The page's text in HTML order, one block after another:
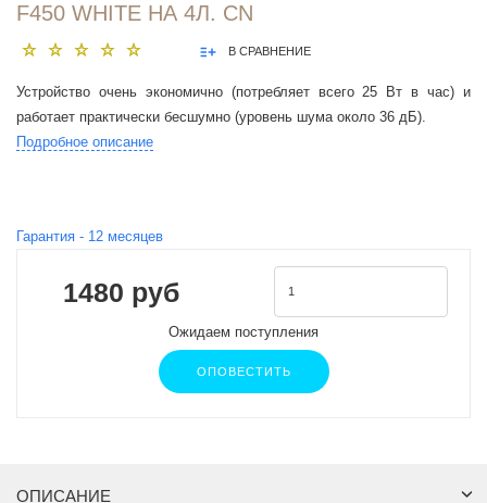
F450 WHITE НА 4Л. CN
В СРАВНЕНИЕ
Устройство очень экономично (потребляет всего 25 Вт в час) и
работает практически бесшумно (уровень шума около 36 дБ).
Подробное описание
Гарантия - 12 месяцев
1480 руб
Ожидаем поступления
ОПОВЕСТИТЬ
ОПИСАНИЕ